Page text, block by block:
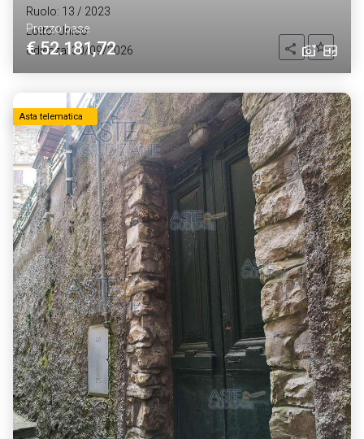
Prezzo base
€ 52.181,72
Ruolo: 13 / 2023
Lotto: Unico
Udienza: 30/09/2026
Condividi
Asta telematica